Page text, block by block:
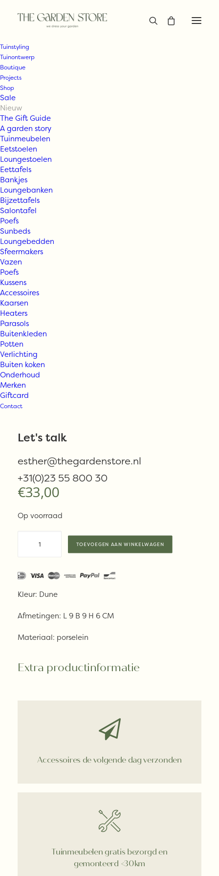
Tuinstyling
Tuinontwerp
Boutique
Projects
Shop
Sale
Nieuw
The Gift Guide
A garden story
Tuinmeubelen
Eetstoelen
Loungestoelen
Eettafels
Bankjes
Loungebanken
Bijzettafels
Salontafel
Poefs
Sunbeds
Loungebedden
Sfeermakers
Vazen
Poefs
Kussens
Accessoires
Kaarsen
Heaters
Parasols
Buitenkleden
Potten
Verlichting
Buiten koken
Onderhoud
Merken
Giftcard
Contact
Let's talk
esther@thegardenstore.nl
+31(0)23 55 800 30
Serax –
Alabaster Dune
€33,00
Op voorraad
Alabaster
aantal
TOEVOEGEN AAN WINKELWAGEN
Kleur: Dune
Afmetingen: L 9 B 9 H 6 CM
Materiaal: porselein
Extra productinformatie
Accessoires de volgende dag verzonden
Tuinmeubelen gratis bezorgd en
gemonteerd <30km